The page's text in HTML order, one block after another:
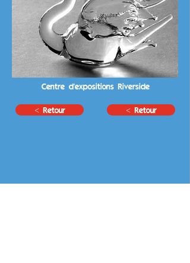
Centre d'expositions Riverside
< Retour < Retour